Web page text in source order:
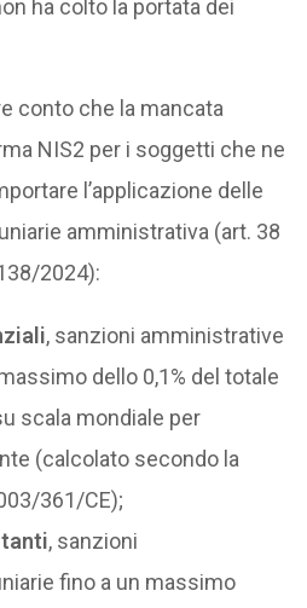
ha colto la portata dei
conto che la mancata
NIS2 per i soggetti che ne
l’applicazione delle
amministrativa (art. 38
2024):
, sanzioni amministrative
dello 0,1% del totale
scala mondiale per
(calcolato secondo la
361/CE);
, sanzioni
fino a un massimo